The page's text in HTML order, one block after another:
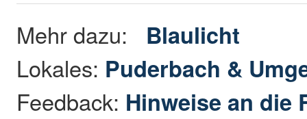
Mehr dazu: Blaulicht
Lokales: Puderbach &
Feedback: Hinweise an die